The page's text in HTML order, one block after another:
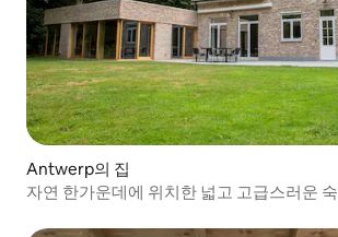
Antwerp의 집
자연 한가운데에 위치한 넓고 고급스러운